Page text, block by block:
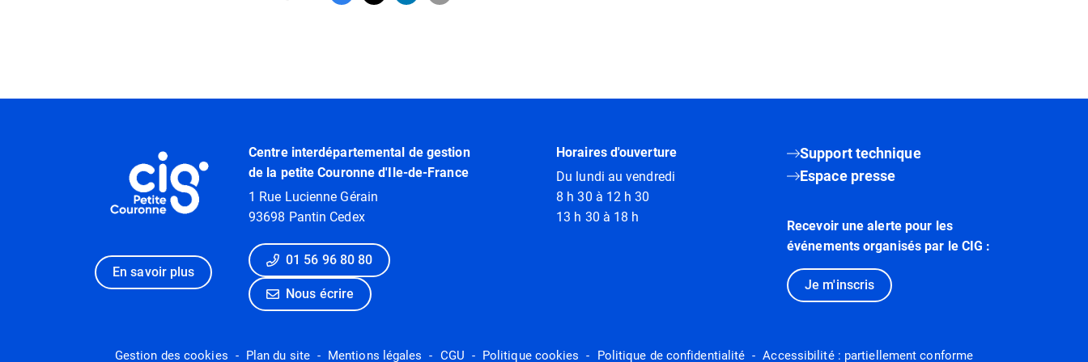
Informations utiles
En savoir plus
Centre interdépartemental de gestion
de la petite Couronne d'Ile-de-France
1 Rue Lucienne Gérain
93698 Pantin Cedex
01 56 96 80 80
Nous écrire
Horaires d'ouverture
Du lundi au vendredi
8 h 30 à 12 h 30
13 h 30 à 18 h
Support technique
Espace presse
Recevoir une alerte pour les
événements organisés par le CIG :
Je m'inscris
Gestion des cookies Plan du site Mentions légales CGU Politique cookies Politique de confidentialité Accessibilité : partiellement conforme